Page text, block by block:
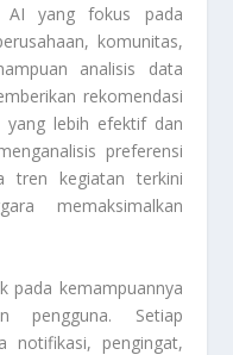
AI yang fokus pada
komunitas,
analisis data
rekomendasi
yang lebih efektif dan
preferensi
tren kegiatan terkini
memaksimalkan
pada kemampuannya
pengguna. Setiap
notifikasi, pengingat,